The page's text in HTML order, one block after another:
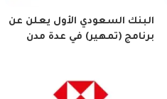
البنك السعودي الأول يعلن عن
برنامج (تمهير) في عدة مدن